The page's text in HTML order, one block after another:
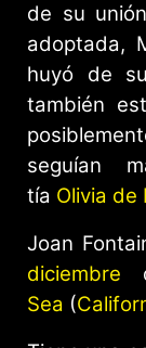
de su
adoptada,
huyó de
también
seguían
tía Olivia de
Joan
diciembre
Sea (